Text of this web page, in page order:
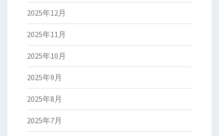
2025年12月
2025年11月
2025年10月
2025年9月
2025年8月
2025年7月